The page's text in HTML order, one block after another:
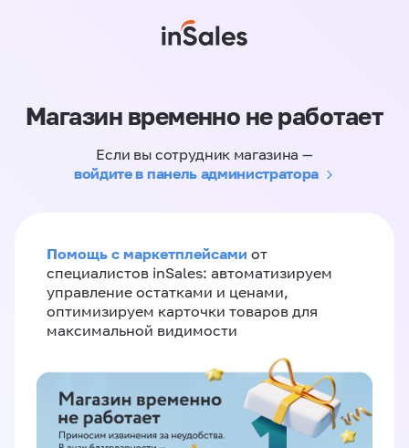
Магазин временно не работает
Если вы сотрудник магазина —
войдите в панель администратора
Помощь с маркетплейсами от
специалистов inSales: автоматизируем
управление остатками и ценами,
оптимизируем карточки товаров для
максимальной видимости